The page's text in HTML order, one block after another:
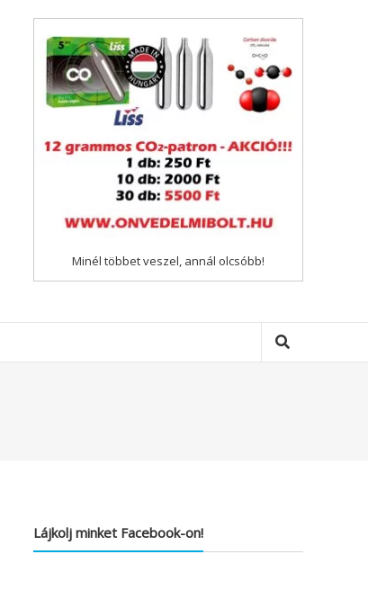
Minél többet veszel, annál olcsóbb!
Lájkolj minket Facebook-on!